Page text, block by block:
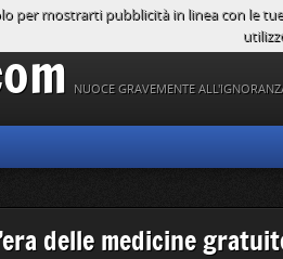
NUOCE GRAVEMENTE
delle medicine
per mostrarti pubblicità in linea con le